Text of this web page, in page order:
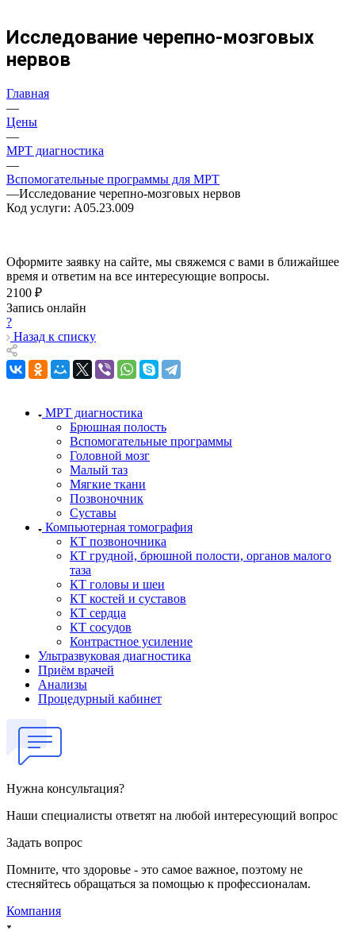
Исследование черепно-мозговых
нервов
Главная
—
Цены
—
МРТ диагностика
—
Вспомогательные программы для МРТ
—Исследование черепно-мозговых нервов
Код услуги: A05.23.009
Оформите заявку на сайте, мы свяжемся с вами в ближайшее
время и ответим на все интересующие вопросы.
2100 ₽
Запись онлайн
?
Назад к списку
МРТ диагностика
Брюшная полость
Вспомогательные программы
Головной мозг
Малый таз
Мягкие ткани
Позвоночник
Суставы
Компьютерная томография
КТ позвоночника
КТ грудной, брюшной полости, органов малого
таза
КТ головы и шеи
КТ костей и суставов
КТ сердца
КТ сосудов
Контрастное усиление
Ультразвуковая диагностика
Приём врачей
Анализы
Процедурный кабинет
Нужна консультация?
Наши специалисты ответят на любой интересующий вопрос
Задать вопрос
Помните, что здоровье - это самое важное, поэтому не
стесняйтесь обращаться за помощью к профессионалам.
Компания